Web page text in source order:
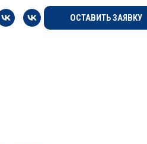
ОСТАВИТЬ ЗАЯВКУ